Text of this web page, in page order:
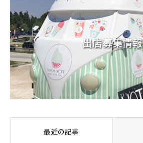
出店募集情報
最近の記事